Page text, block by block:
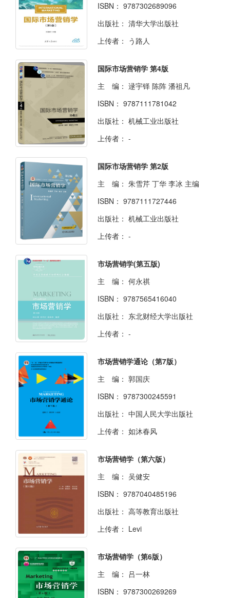
ISBN： 9787302689096
出版社： 清华大学出版社
上传者： う路人
国际市场营销学 第4版
主 编： 逯宇铎 陈阵 潘祖凡
ISBN： 9787111781042
出版社： 机械工业出版社
上传者： -
国际市场营销学 第2版
主 编： 朱雪芹 丁华 李冰 主编
ISBN： 9787111727446
出版社： 机械工业出版社
上传者： -
市场营销学(第五版)
主 编： 何永祺
ISBN： 9787565416040
出版社： 东北财经大学出版社
上传者： -
市场营销学通论（第7版）
主 编： 郭国庆
ISBN： 9787300245591
出版社： 中国人民大学出版社
上传者： 如沐春风
市场营销学（第六版）
主 编： 吴健安
ISBN： 9787040485196
出版社： 高等教育出版社
上传者： Levi
市场营销学（第6版）
主 编： 吕一林
ISBN： 9787300269269